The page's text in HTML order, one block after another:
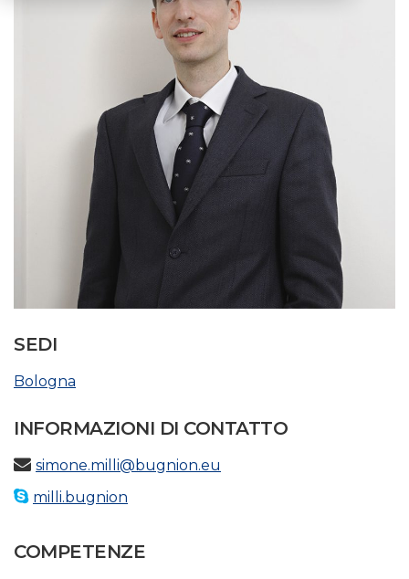
SEDI
Bologna
INFORMAZIONI DI CONTATTO
simone.milli@bugnion.eu
milli.bugnion
COMPETENZE